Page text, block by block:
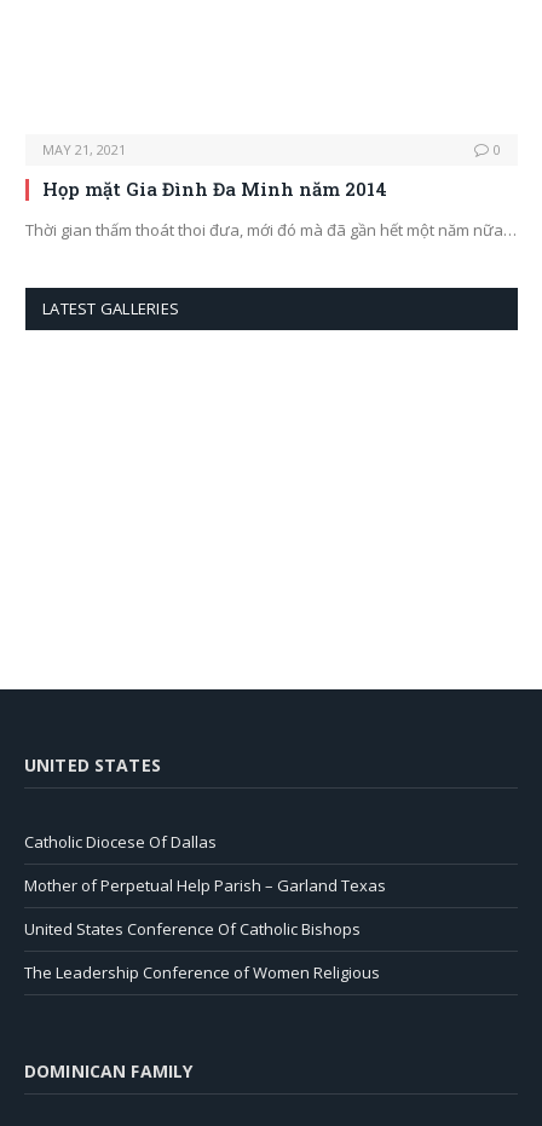
MAY 21, 2021 0
Họp mặt Gia Đình Đa Minh năm 2014
Thời gian thấm thoát thoi đưa, mới đó mà đã gần hết một năm nữa…
LATEST GALLERIES
UNITED STATES
Catholic Diocese Of Dallas
Mother of Perpetual Help Parish – Garland Texas
United States Conference Of Catholic Bishops
The Leadership Conference of Women Religious
DOMINICAN FAMILY